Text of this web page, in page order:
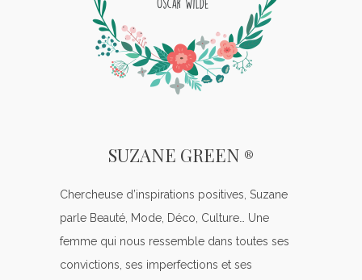
SUZANE GREEN ®
Chercheuse d’inspirations positives, Suzane
parle Beauté, Mode, Déco, Culture… Une
femme qui nous ressemble dans toutes ses
convictions, ses imperfections et ses